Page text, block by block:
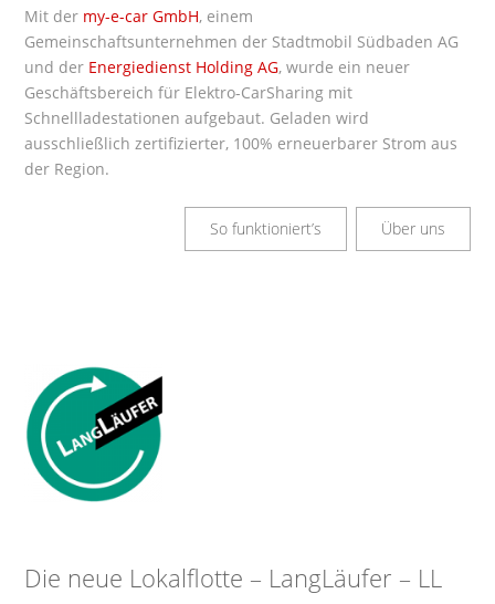
Mit der my-e-car GmbH, einem
Gemeinschaftsunternehmen der Stadtmobil Südbaden AG
und der Energiedienst Holding AG, wurde ein neuer
Geschäftsbereich für Elektro-CarSharing mit
Schnellladestationen aufgebaut. Geladen wird
ausschließlich zertifizierter, 100% erneuerbarer Strom aus
der Region.
So funktioniert’s Über uns
Die neue Lokalflotte – LangLäufer – LL